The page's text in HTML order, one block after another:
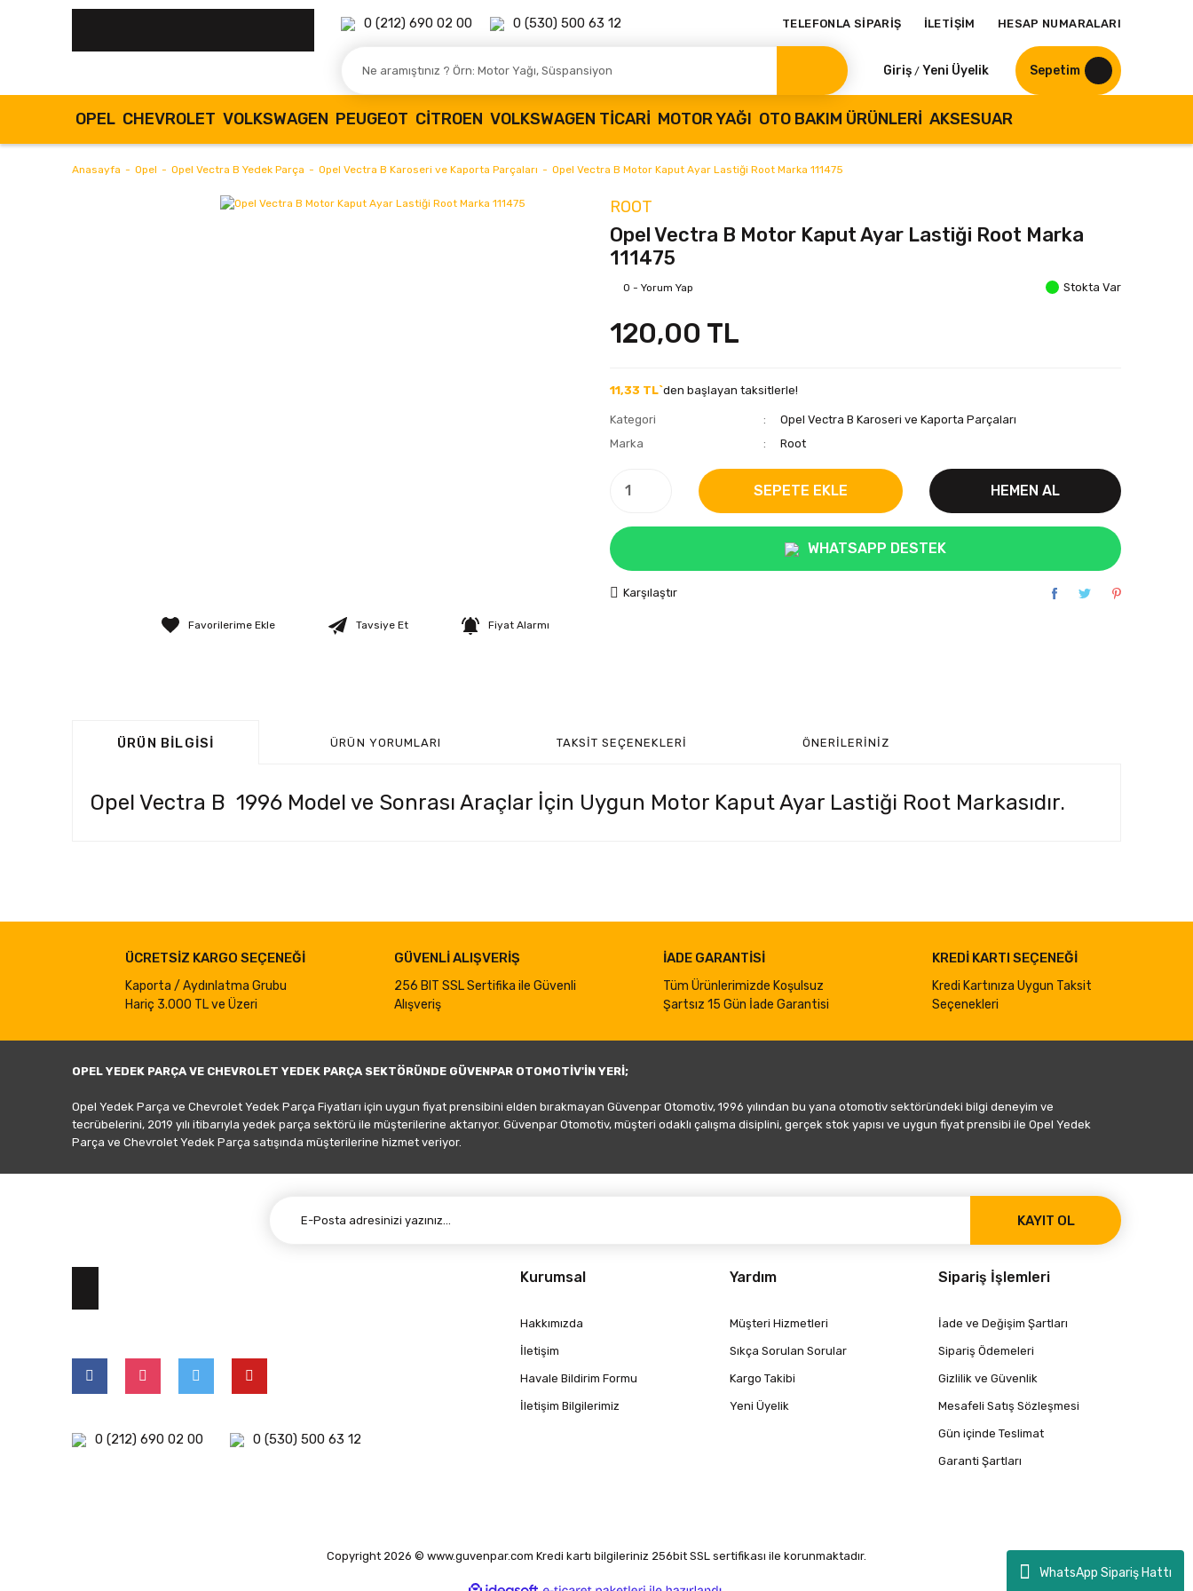
WhatsApp Sipariş Hattı
0 (212) 690 02 00 0 (530) 500 63 12 TELEFONLA SİPARİŞ İLETİŞİM HESAP NUMARALARI
Giriş / Yeni Üyelik Sepetim
OPEL CHEVROLET VOLKSWAGEN PEUGEOT CITROEN VOLKSWAGEN TICARI MOTOR YAĞI OTO BAKIM ÜRÜNLERI AKSESUAR
Anasayfa Opel Opel Vectra B Yedek Parça Opel Vectra B Karoseri ve Kaporta Parçaları Opel Vectra B Motor Kaput Ayar Lastiği Root Marka 111475
Tavsiye Et Fiyat Alarmı
ROOT
Opel Vectra B Motor Kaput Ayar Lastiği Root Marka
111475
0 - Yorum Yap Stokta Var
120,00 TL
11,33 TL`den başlayan taksitlerle!
Kategori
Opel Vectra B Karoseri ve Kaporta Parçaları
Marka
Root
SEPETE EKLE HEMEN AL
WHATSAPP DESTEK
Karşılaştır
ÜRÜN BILGISI ÜRÜN YORUMLARI TAKSIT SEÇENEKLERI ÖNERILERINIZ
Opel Vectra B 1996 Model ve Sonrası Araçlar İçin Uygun Motor Kaput Ayar Lastiği Root Markasıdır.
Ürün açıklamasında eksik bilgiler bulunuyor.
Ürün bilgilerinde hatalar bulunuyor.
Ürün fiyatı diğer sitelerden daha pahalı.
ÜCRETSİZ KARGO SEÇENEĞİ
Kaporta / Aydınlatma Grubu
Hariç 3.000 TL ve Üzeri
GÜVENLİ ALIŞVERİŞ
256 BIT SSL Sertifika ile Güvenli
Alışveriş
İADE GARANTİSİ
Tüm Ürünlerimizde Koşulsuz
Şartsız 15 Gün İade Garantisi
KREDİ KARTI SEÇENEĞİ
Kredi Kartınıza Uygun Taksit
Seçenekleri
OPEL YEDEK PARÇA VE CHEVROLET YEDEK PARÇA SEKTÖRÜNDE GÜVENPAR OTOMOTİV'İN YERİ;
Opel Yedek Parça ve Chevrolet Yedek Parça Fiyatları için uygun fiyat prensibini elden bırakmayan Güvenpar Otomotiv, 1996 yılından bu yana otomotiv sektöründeki bilgi deneyim ve
tecrübelerini, 2019 yılı itibarıyla yedek parça sektörü ile müşterilerine aktarıyor. Güvenpar Otomotiv, müşteri odaklı çalışma disiplini, gerçek stok yapısı ve uygun fiyat prensibi ile Opel Yedek
Parça ve Chevrolet Yedek Parça satışında müşterilerine hizmet veriyor.
KAYIT OL
0 (212) 690 02 00 0 (530) 500 63 12
Kurumsal
Hakkımızda
İletişim
Havale Bildirim Formu
İletişim Bilgilerimiz
Yardım
Müşteri Hizmetleri
Sıkça Sorulan Sorular
Kargo Takibi
Yeni Üyelik
Sipariş İşlemleri
İade ve Değişim Şartları
Sipariş Ödemeleri
Gizlilik ve Güvenlik
Mesafeli Satış Sözleşmesi
Gün içinde Teslimat
Garanti Şartları
Copyright 2026 © www.guvenpar.com Kredi kartı bilgileriniz 256bit SSL sertifikası ile korunmaktadır.